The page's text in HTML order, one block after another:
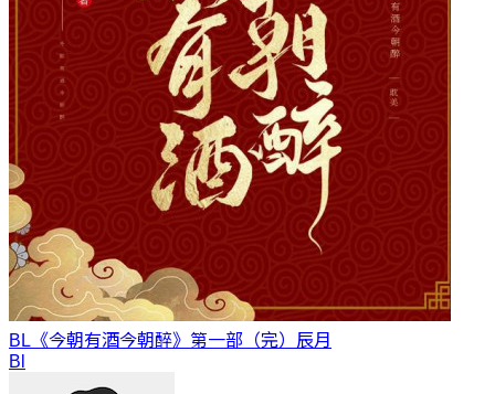
BL《今朝有酒今朝醉》第一部（完） 辰月
Bl